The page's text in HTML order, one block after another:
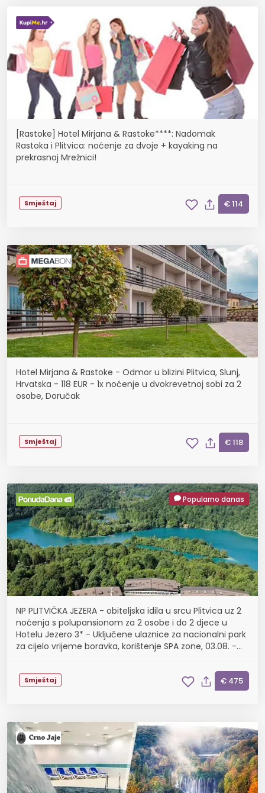
[Rastoke] Hotel Mirjana & Rastoke****: Nadomak
Rastoka i Plitvica: noćenje za dvoje + kayaking na
prekrasnoj Mrežnici!
Smještaj € 114
Hotel Mirjana & Rastoke - Odmor u blizini Plitvica, Slunj,
Hrvatska - 118 EUR - 1x noćenje u dvokrevetnoj sobi za 2
osobe, Doručak
Smještaj € 118
Popularno danas
NP PLITVIČKA JEZERA - obiteljska idila u srcu Plitvica uz 2
noćenja s polupansionom za 2 osobe i do 2 djece u
Hotelu Jezero 3* - Uključene ulaznice za nacionalni park
za cijelo vrijeme boravka, korištenje SPA zone, 03.08. -
Smještaj € 475